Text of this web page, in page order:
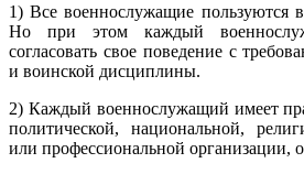
1) Все военнослужащие пользуются
Но при этом каждый
согласовать свое поведение с
и воинской дисциплины.
2) Каждый военнослужащий имеет
политической, национальной,
или профессиональной организации,